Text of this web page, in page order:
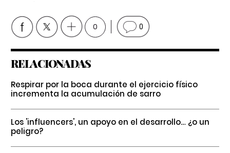
0 0
RELACIONADAS
Respirar por la boca durante el ejercicio físico
incrementa la acumulación de sarro
Los 'influencers', un apoyo en el desarrollo… ¿o un
peligro?